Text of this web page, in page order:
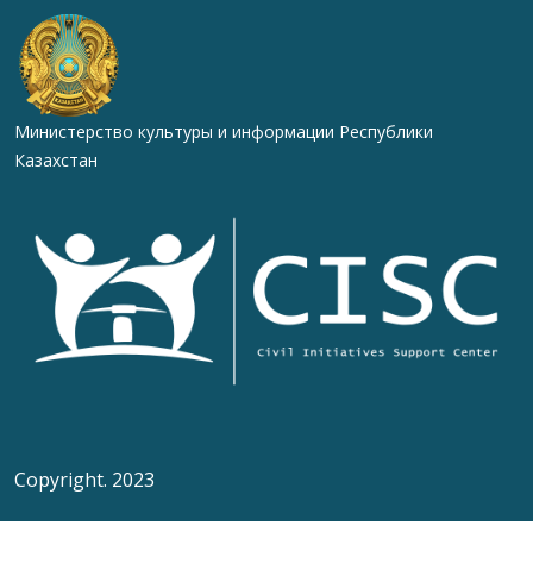
Министерство культуры и информации Республики
Казахстан
Copyright. 2023